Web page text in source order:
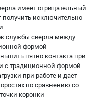
имеет отрицательный
получить исключительно
службы сверла между
формой
пятно контакта при
с традиционной формой
при работе и дает
по сравнению со
коронки